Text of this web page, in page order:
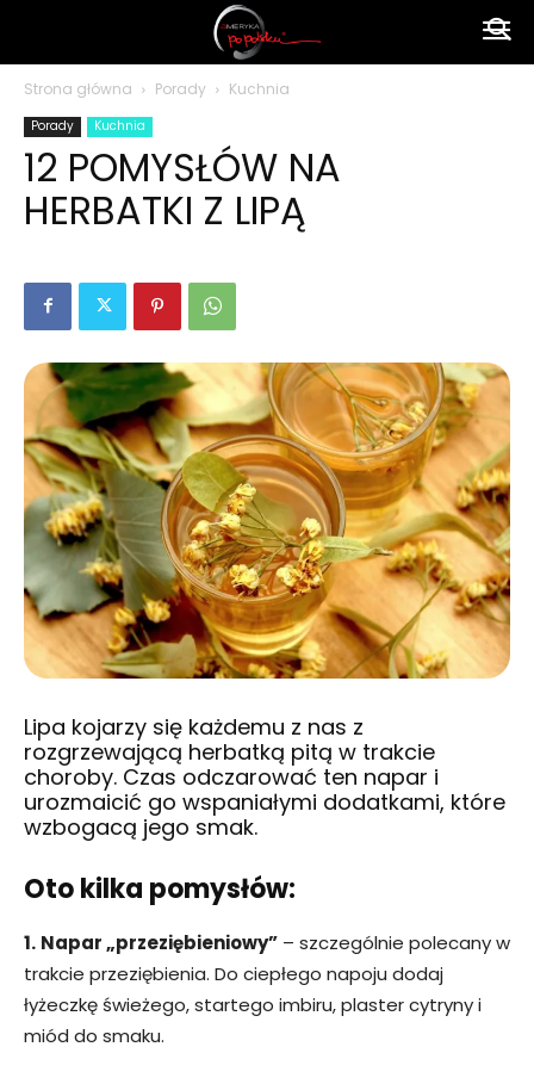
Strona główna Porady Kuchnia
Porady Kuchnia
12 POMYSŁÓW NA
HERBATKI Z LIPĄ
Lipa kojarzy się każdemu z nas z
rozgrzewającą herbatką pitą w trakcie
choroby. Czas odczarować ten napar i
urozmaicić go wspaniałymi dodatkami, które
wzbogacą jego smak.
Oto kilka pomysłów:
1. Napar „przeziębieniowy” – szczególnie polecany w
trakcie przeziębienia. Do ciepłego napoju dodaj
łyżeczkę świeżego, startego imbiru, plaster cytryny i
miód do smaku.